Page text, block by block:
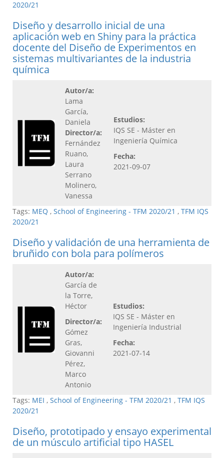
2020/21
Diseño y desarrollo inicial de una
aplicación web en Shiny para la práctica
docente del Diseño de Experimentos en
sistemas multivariantes de la industria
química
Autor/a:
Lama
García,
Daniela
Director/a:
Fernández
Ruano,
Laura
Serrano
Molinero,
Vanessa
Estudios:
IQS SE - Máster en
Ingeniería Química
Fecha:
2021-09-07
Tags: MEQ , School of Engineering - TFM 2020/21 , TFM IQS
2020/21
Diseño y validación de una herramienta de
bruñido con bola para polímeros
Autor/a:
García de
la Torre,
Héctor
Director/a:
Gómez
Gras,
Giovanni
Pérez,
Marco
Antonio
Estudios:
IQS SE - Máster en
Ingeniería Industrial
Fecha:
2021-07-14
Tags: MEI , School of Engineering - TFM 2020/21 , TFM IQS
2020/21
Diseño, prototipado y ensayo experimental
de un músculo artificial tipo HASEL